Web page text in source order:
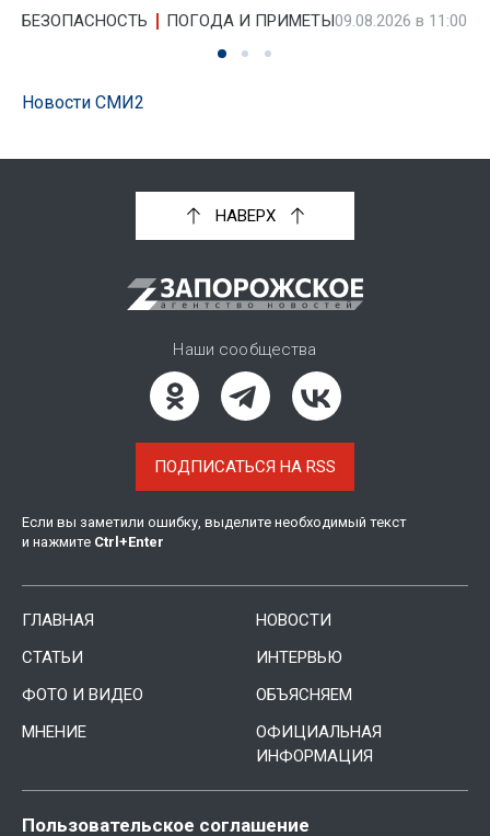
БЕЗОПАСНОСТЬ ПОГОДА И ПРИМЕТЫ09.08.2026 в 11:00
Новости СМИ2
НАВЕРХ
Наши сообщества
ПОДПИСАТЬСЯ НА RSS
Если вы заметили ошибку, выделите необходимый текст
и нажмите Ctrl +Enter
ГЛАВНАЯ
НОВОСТИ
СТАТЬИ
ИНТЕРВЬЮ
ФОТО И ВИДЕО
ОБЪЯСНЯЕМ
МНЕНИЕ
ОФИЦИАЛЬНАЯ
ИНФОРМАЦИЯ
Пользовательское соглашение